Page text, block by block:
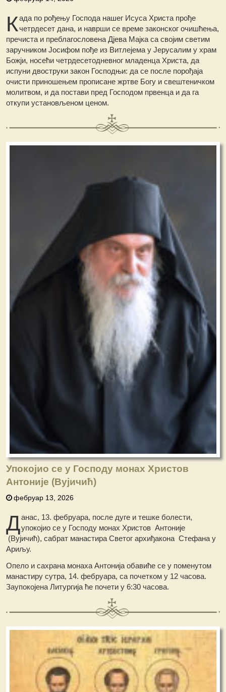
Када пo рођењу Господа нашег Исуса Христа прође
четрдесет дана, и наврши се време законског очишћења,
пречиста и преблагословена Дјева Мајка са својим светим
заручником Јосифом пође из Витлејема у Јерусалим у храм
Божји, носећи четрдесетодневног младенца Христа, да
испуни двоструки закон Господњи: да се после порођаја
очисти приношењем прописане жртве Богу и свештеничком
молитвом, и да постави пред Господом првенца и да га
откупи установљеном ценом.
Упокојио се у Господу монах Христов
Антоније (Вујичић)
фебруар 13, 2026
Данас, 13. фебруара, после дуге и тешке болести,
упокојио се у Господу монах Христов Антоније
(Вујичић), сабрат манастира Светог архиђакона Стефана у
Ариљу.
Опело и сахрана монаха Антонија обавиће се у поменутом
манастиру сутра, 14. фебруара, са почетком у 12 часова.
Заупокојена Литургија ће почети у 6:30 часова.